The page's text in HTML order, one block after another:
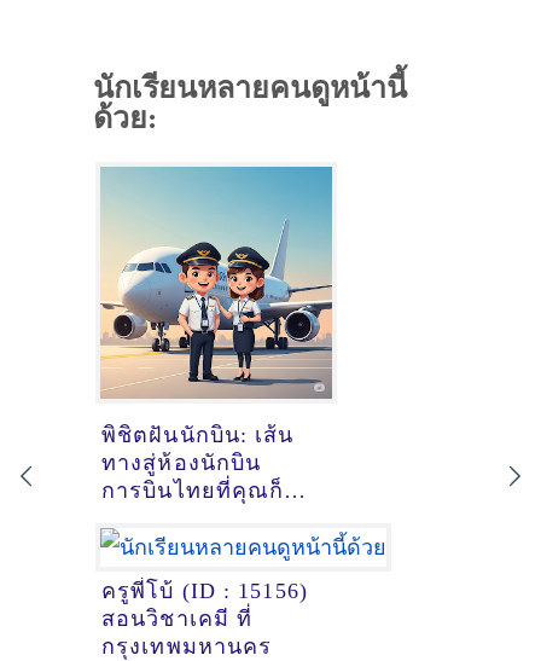
นักเรียนหลายคนดูหน้านี้
ด้วย:
พิชิตฝันนักบิน: เส้น
ทางสู่ห้องนักบิน
การบินไทยที่คุณก็
ครูพี่โบ้ (ID : 15156)
สอนวิชาเคมี ที่
กรุงเทพมหานคร